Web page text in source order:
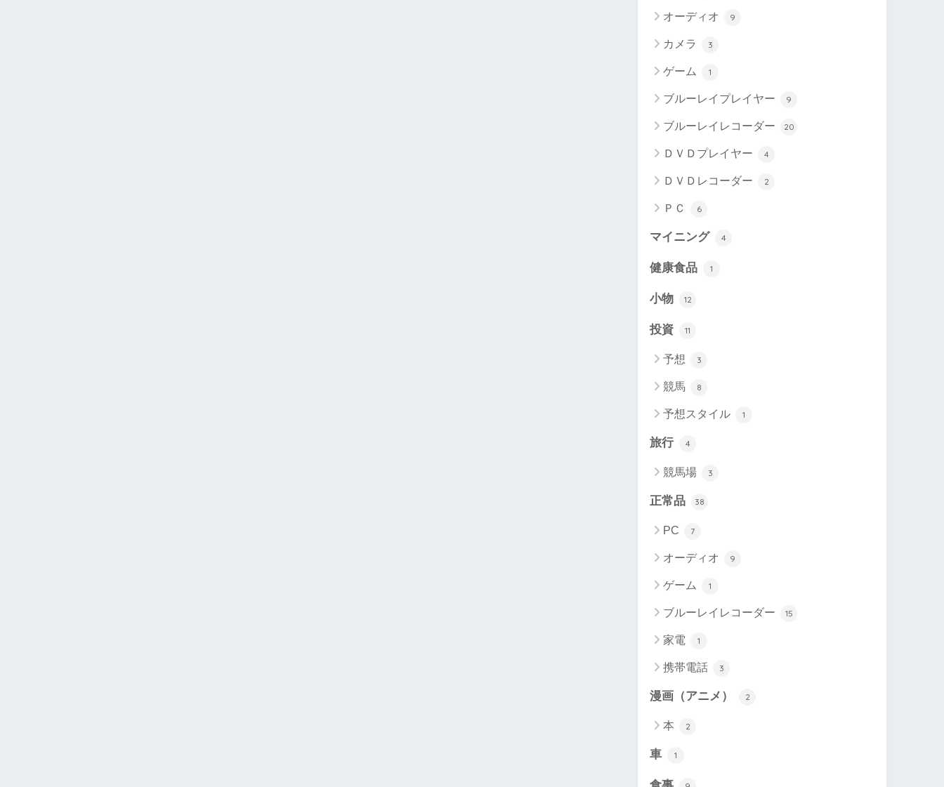
オーディオ 9
カメラ 3
ゲーム 1
ブルーレイプレイヤー 9
ブルーレイレコーダー 20
ＤＶＤプレイヤー 4
ＤＶＤレコーダー 2
ＰＣ 6
マイニング 4
健康食品 1
小物 12
投資 11
予想 3
競馬 8
予想スタイル 1
旅行 4
競馬場 3
正常品 38
PC 7
オーディオ 9
ゲーム 1
ブルーレイレコーダー 15
家電 1
携帯電話 3
漫画（アニメ） 2
本 2
車 1